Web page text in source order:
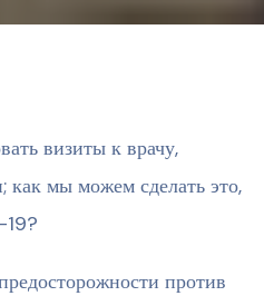
визиты к врачу,
как мы можем сделать это,
19?
против